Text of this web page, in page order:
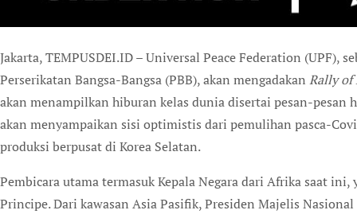
Jakarta, TEMPUSDEI.ID – Universal Peace Federation (UPF), sebuah LSM berstatus konsultatif umum dengan
Perserikatan Bangsa-Bangsa (PBB), akan mengadakan Rally of
akan menampilkan hiburan kelas dunia disertai pesan-pesan
akan menyampaikan sisi optimistis dari pemulihan pasca-
produksi berpusat di Korea Selatan.
Pembicara utama termasuk Kepala Negara dari Afrika saat
Principe. Dari kawasan Asia Pasifik, Presiden Majelis